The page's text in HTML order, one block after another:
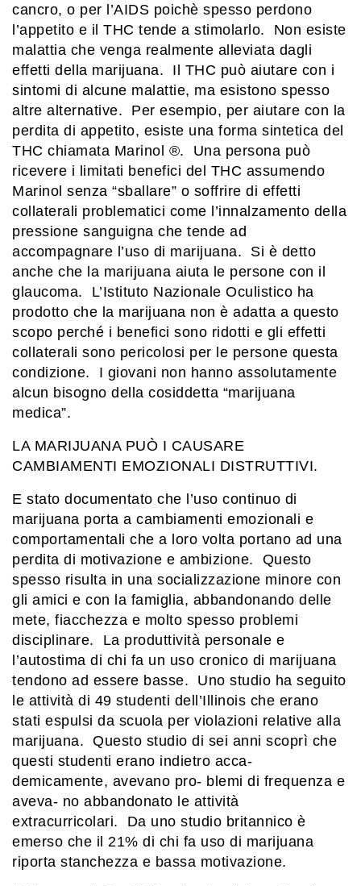
cancro, o per l’AIDS poichè spesso perdono
l’appetito e il THC tende a stimolarlo. Non esiste
malattia che venga realmente alleviata dagli
effetti della marijuana. Il THC può aiutare con i
sintomi di alcune malattie, ma esistono spesso
altre alternative. Per esempio, per aiutare con la
perdita di appetito, esiste una forma sintetica del
THC chiamata Marinol ®. Una persona può
ricevere i limitati benefici del THC assumendo
Marinol senza “sballare” o soffrire di effetti
collaterali problematici come l’innalzamento della
pressione sanguigna che tende ad
accompagnare l’uso di marijuana. Si è detto
anche che la marijuana aiuta le persone con il
glaucoma. L’Istituto Nazionale Oculistico ha
prodotto che la marijuana non è adatta a questo
scopo perché i benefici sono ridotti e gli effetti
collaterali sono pericolosi per le persone questa
condizione. I giovani non hanno assolutamente
alcun bisogno della cosiddetta “marijuana
medica”.
LA MARIJUANA PUÒ I CAUSARE
CAMBIAMENTI EMOZIONALI DISTRUTTIVI.
E stato documentato che l’uso continuo di
marijuana porta a cambiamenti emozionali e
comportamentali che a loro volta portano ad una
perdita di motivazione e ambizione. Questo
spesso risulta in una socializzazione minore con
gli amici e con la famiglia, abbandonando delle
mete, fiacchezza e molto spesso problemi
disciplinare. La produttività personale e
l’autostima di chi fa un uso cronico di marijuana
tendono ad essere basse. Uno studio ha seguito
le attività di 49 studenti dell’Illinois che erano
stati espulsi da scuola per violazioni relative alla
marijuana. Questo studio di sei anni scoprì che
questi studenti erano indietro acca-
demicamente, avevano pro- blemi di frequenza e
aveva- no abbandonato le attività
extracurricolari. Da uno studio britannico è
emerso che il 21% di chi fa uso di marijuana
riporta stanchezza e bassa motivazione.